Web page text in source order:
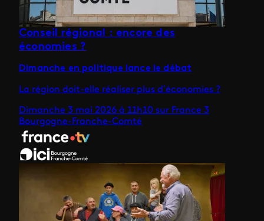
Conseil régional : encore des
économies ?
Dimanche en politique lance le débat
La région doit-elle réaliser plus d’économies ?
Dimanche 3 mai 2026 à 11h10 sur France 3
Bourgogne-Franche-Comté